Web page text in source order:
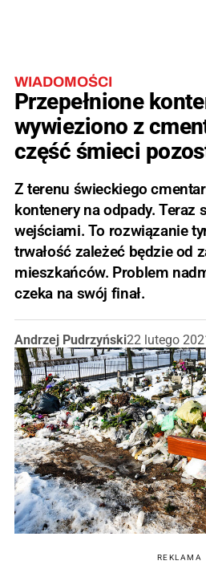
WIADOMOŚCI
Przepełnione
wywieziono z
część śmieci
Z terenu świeckiego
kontenery na odpady. Teraz
wejściami. To rozwiązanie
trwałość zależeć będzie od
mieszkańców. Problem
czeka na swój finał.
Andrzej Pudrzyński22 lutego
REKLAMA